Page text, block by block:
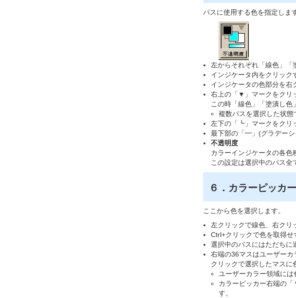
パスに使用する色を指定しま
左からそれぞれ「線色」「
インジケータ内をクリック
インジケータの色部分を右
右上の「▼」マークをクリ
この時「線色」「塗潰し色
複数パスを選択した状態
左下の「┗」マークをクリ
最下部の「━」(グラデーシ
不透明度
カラーインジケータの各色
この設定は選択中のパス全
６．カラーピッカ
ここから色を選択します。
左クリックで線色、右クリ
Ctrl+クリックで色を取得せ
選択中のパスにはただちに
右端の36マスはユーザーカ
クリックで選択したマスに
ユーザーカラー領域には
カラーピッカー右端の
す。